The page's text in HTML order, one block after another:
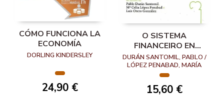
CÓMO FUNCIONA LA
ECONOMÍA
DORLING KINDERSLEY
24,90 €
O SISTEMA
FINANCEIRO EN
GALICIA
DURÁN SANTOMIL, PABLO /
LÓPEZ PENABAD, MARÍA
CELIA / OTERO GONZÁLEZ,
15,60 €